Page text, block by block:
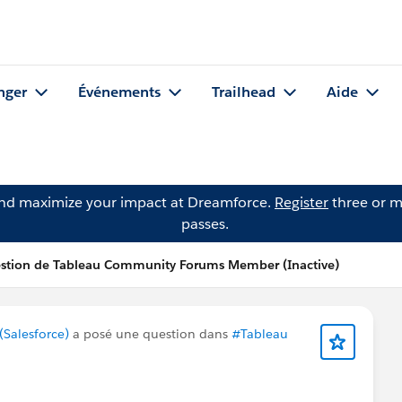
Événements Trailhead Aide
maximize your impact at Dreamforce. Registerthree or
passes.
de Tableau Community Forums Member (Inactive)
a posé une question dans #Tableau